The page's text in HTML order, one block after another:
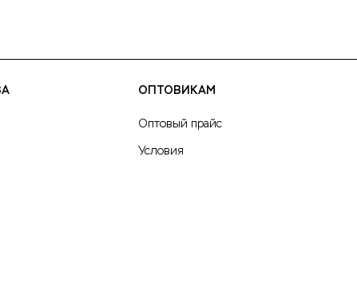
ОПТОВИКАМ
Оптовый прайс
Условия